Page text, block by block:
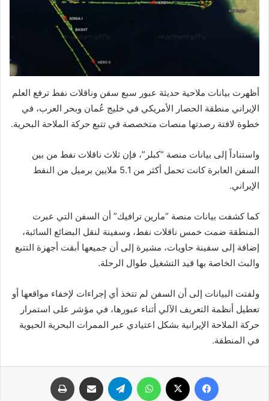
أظهرت بيانات ملاحية حديثة عبور سبع سفن وناقلات نفط ترفع العلم
الإيراني منطقة الحصار الأمريكي في خليج عُمان وبحر العرب، في
خطوة لافتة رصدتها منصات متخصصة في تتبع حركة الملاحة البحرية.
واستناداً إلى بيانات منصة “كبلر”، فإن ثلاث ناقلات نفط من بين
السفن العابرة كانت تحمل أكثر من 5.1 ملايين برميل من النفط
الإيراني.
كما كشفت بيانات منصة “مارين ترافيك” أن السفن التي عبرت
المنطقة ضمت خمس ناقلات نفط، وسفينة لنقل البضائع السائبة،
إضافة إلى سفينة حاويات، مشيرة إلى أن جميعها أبقت أجهزة التتبع
والبث الخاصة بها قيد التشغيل طوال الرحلة.
ولفتت البيانات إلى أن السفن لم تتخذ أي إجراءات لإخفاء مواقعها أو
تعطيل أنظمة التعريف الآلي أثناء عبورها، في مؤشر على استمرار
حركة الملاحة الإيرانية بشكل اعتيادي عبر الممرات البحرية الحيوية
في المنطقة.
فيسبوك واتساب تيلقرام مشاركة عبر البريد